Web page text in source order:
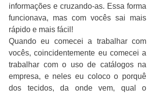
informações e cruzando-as. Essa forma
funcionava, mas com vocês sai mais
rápido e mais fácil!
Quando eu comecei a trabalhar com
vocês, coincidentemente eu comecei a
trabalhar com o uso de catálogos na
empresa, e neles eu coloco o porquê
dos tecidos, da onde vem, qual o